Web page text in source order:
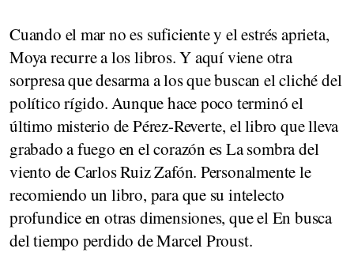
Cuando el mar no es suficiente y el estrés aprieta,
Moya recurre a los libros. Y aquí viene otra
sorpresa que desarma a los que buscan el cliché del
político rígido. Aunque hace poco terminó el
último misterio de Pérez-Reverte, el libro que lleva
grabado a fuego en el corazón es La sombra del
viento de Carlos Ruiz Zafón. Personalmente le
recomiendo un libro, para que su intelecto
profundice en otras dimensiones, que el En busca
del tiempo perdido de Marcel Proust.